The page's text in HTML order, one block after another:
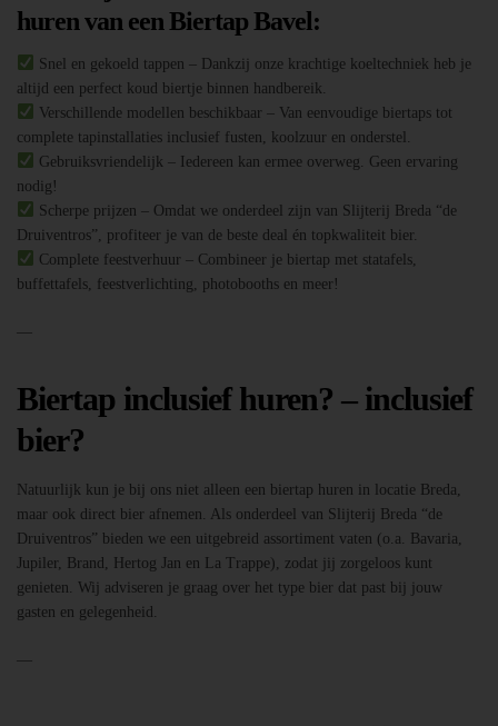
huren van een Biertap Bavel:
Snel en gekoeld tappen – Dankzij onze krachtige koeltechniek heb je
altijd een perfect koud biertje binnen handbereik.
Verschillende modellen beschikbaar – Van eenvoudige biertaps tot
complete tapinstallaties inclusief fusten, koolzuur en onderstel.
Gebruiksvriendelijk – Iedereen kan ermee overweg. Geen ervaring
nodig!
Scherpe prijzen – Omdat we onderdeel zijn van Slijterij Breda “de
Druiventros”, profiteer je van de beste deal én topkwaliteit bier.
Complete feestverhuur – Combineer je biertap met statafels,
buffettafels, feestverlichting, photobooths en meer!
—
Biertap inclusief huren? – inclusief
bier?
Natuurlijk kun je bij ons niet alleen een biertap huren in locatie Breda,
maar ook direct bier afnemen. Als onderdeel van Slijterij Breda “de
Druiventros” bieden we een uitgebreid assortiment vaten (o.a. Bavaria,
Jupiler, Brand, Hertog Jan en La Trappe), zodat jij zorgeloos kunt
genieten. Wij adviseren je graag over het type bier dat past bij jouw
gasten en gelegenheid.
—